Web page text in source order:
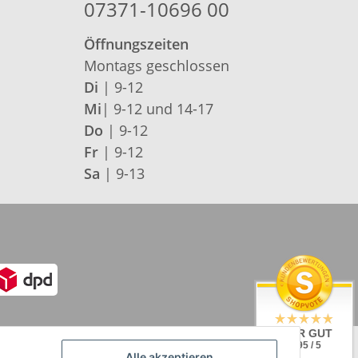
07371-10696 00
Öffnungszeiten
Montags geschlossen
Di | 9-12
Mi | 9-12 und 14-17
Do | 9-12
Fr| 9-12
Sa | 9-13
SEHR GUT
4.95 / 5